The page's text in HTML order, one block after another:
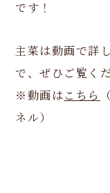
です！
主菜は動画で詳
で、ぜひご覧く
※動画はこちら
ネル）